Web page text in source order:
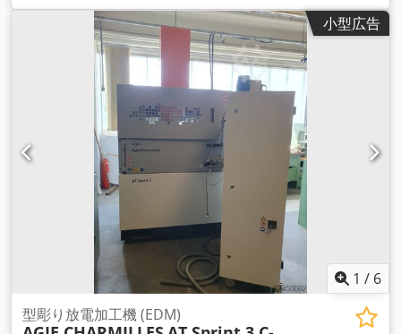
小型広告
1 / 6
型彫り放電加工機 (EDM)